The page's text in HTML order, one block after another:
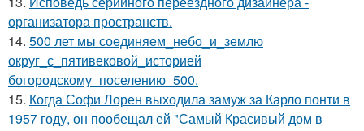
организатора пространств.
14. 500 лет мы соединяем_небо_и_землю
округ_с_пятивековой_историей
богородскому_поселению_500.
15. Когда Софи Лорен выходила замуж за Карло понти в
1957 году, он пообещал ей "Самый Красивый дом в